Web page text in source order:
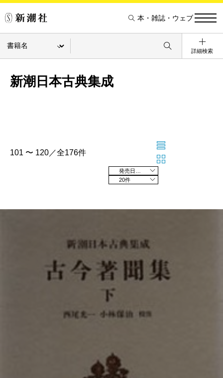
本・雑誌・ウェブ
詳細検索
新潮日本古典集成
101 〜 120／全176件
20件